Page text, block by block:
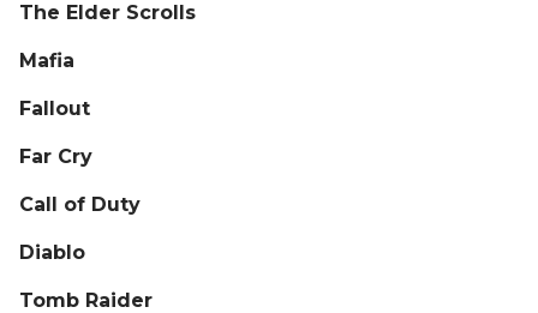
The Elder Scrolls
Mafia
Fallout
Far Cry
Call of Duty
Diablo
Tomb Raider